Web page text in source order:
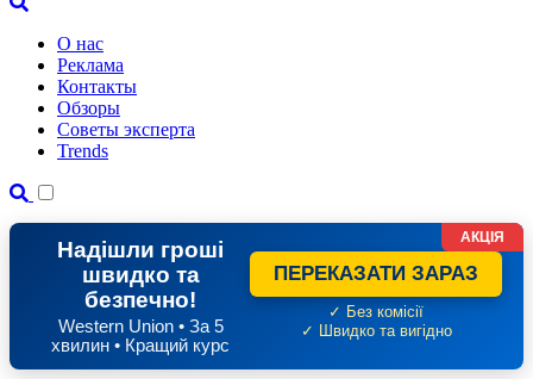
О нас
Реклама
Контакты
Обзоры
Советы эксперта
Trends
Надішли гроші
швидко та
безпечно!
Western Union • За 5
хвилин • Кращий курс
ПЕРЕКАЗАТИ ЗАРАЗ
✓ Без комісії
✓ Швидко та вигідно
АКЦІЯ